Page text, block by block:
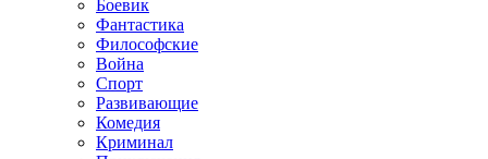
Боевик
Фантастика
Философские
Война
Спорт
Развивающие
Комедия
Криминал